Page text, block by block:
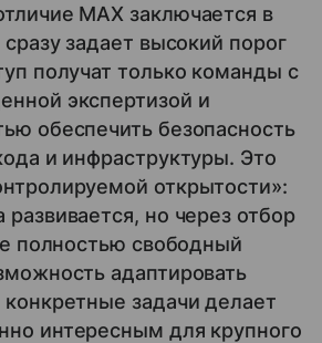
MAX заключается в
задает высокий порог
получат только команды с
экспертизой и
обеспечить безопасность
и инфраструктуры. Это
открытости»:
развивается, но через отбор
полностью свободный
адаптировать
задачи делает
интересным для крупного